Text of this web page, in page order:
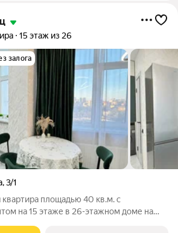
15 этаж из 26
залога
,3/1
квартира площадью 40 кв.м. с
на 15 этаже в 26-этажном доме на